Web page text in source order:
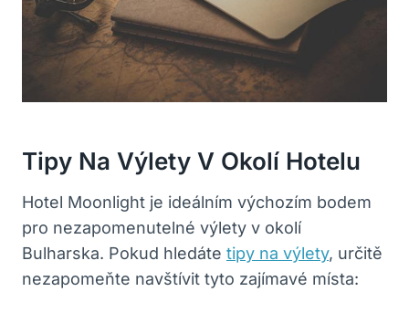
Tipy Na Výlety V Okolí Hotelu
Hotel Moonlight je ideálním výchozím bodem
pro nezapomenutelné výlety v okolí
Bulharska. Pokud hledáte tipy na výlety, určitě
nezapomeňte navštívit tyto zajímavé místa: